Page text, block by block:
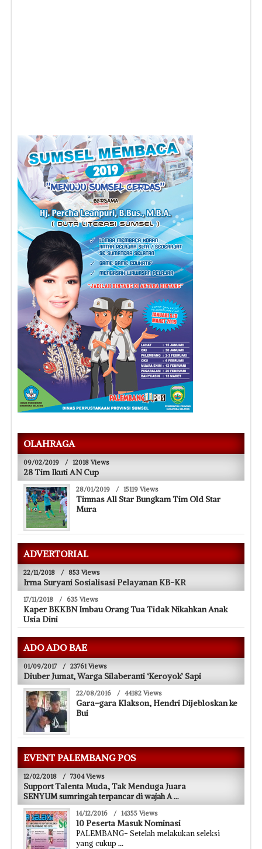
OLAHRAGA
09/02/2019 / 12018 Views
28 Tim Ikuti AN Cup
28/01/2019 / 15119 Views
Timnas All Star Bungkam Tim Old Star
Mura
ADVERTORIAL
22/11/2018 / 853 Views
Irma Suryani Sosialisasi Pelayanan KB-KR
17/11/2018 / 635 Views
Kaper BKKBN Imbau Orang Tua Tidak Nikahkan Anak
Usia Dini
ADO ADO BAE
01/09/2017 / 23761 Views
Diuber Jumat, Warga Silaberanti ‘Keroyok’ Sapi
22/08/2016 / 44182 Views
Gara-gara Klakson, Hendri Dijebloskan ke
Bui
EVENT PALEMBANG POS
12/02/2018 / 7304 Views
Support Talenta Muda, Tak Menduga Juara
SENYUM sumringah terpancar di wajah A...
14/12/2016 / 14355 Views
10 Peserta Masuk Nominasi
PALEMBANG- Setelah melakukan seleksi
yang cukup ...